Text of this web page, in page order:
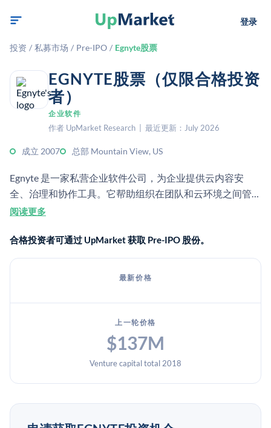
登录
投资 / 私募市场 / Pre-IPO / Egnyte股票
EGNYTE股票（仅限合格投资
者）
企业软件
作者 UpMarket Research | 最近更新：July 2026
成立 2007 总部 Mountain View, US
Egnyte 是一家私营企业软件公司，为企业提供云内容安
全、治理和协作工具。它帮助组织在团队和云环境之间管
理、保护和共享文件。
阅读更多
合格投资者可通过 UpMarket 获取 Pre-IPO 股份。
最新价格
上一轮价格
$137M
Venture capital total 2018